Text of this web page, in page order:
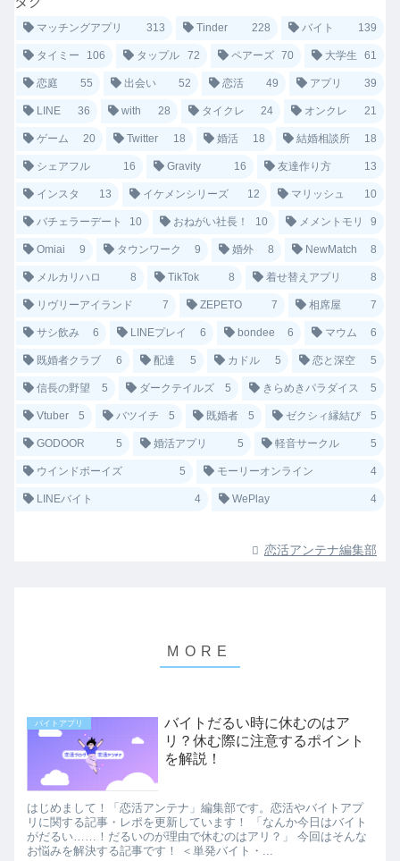
マッチングアプリ 313 Tinder 228 バイト 139
タイミー 106 タップル 72 ペアーズ 70 大学生 61
恋庭 55 出会い 52 恋活 49 アプリ 39
LINE 36 with 28 タイクレ 24 オンクレ 21
ゲーム 20 Twitter 18 婚活 18 結婚相談所 18
シェアフル 16 Gravity 16 友達作り方 13
インスタ 13 イケメンシリーズ 12 マリッシュ 10
バチェラーデート 10 おねがい社長！ 10 メメントモリ 9
Omiai 9 タウンワーク 9 婚外 8 NewMatch 8
メルカリハロ 8 TikTok 8 着せ替えアプリ 8
リヴリーアイランド 7 ZEPETO 7 相席屋 7
サシ飲み 6 LINEプレイ 6 bondee 6 マウム 6
既婚者クラブ 6 配達 5 カドル 5 恋と深空 5
信長の野望 5 ダークテイルズ 5 きらめきパラダイス 5
Vtuber 5 バツイチ 5 既婚者 5 ゼクシィ縁結び 5
GODOOR 5 婚活アプリ 5 軽音サークル 5
ウインドボーイズ 5 モーリーオンライン 4
LINEバイト 4 WePlay 4
恋活アンテナ編集部
バイトアプリ
バイトだるい時に休むのはア
リ？休む際に注意するポイント
を解説！
はじめまして！「恋活アンテナ」編集部です。恋活やバイトアプ
リに関する記事・レポを更新しています！ 「なんか今日はバイト
がだるい……！だるいのが理由で休むのはアリ？」 今回はそんな
お悩みを解決する記事です！ ＜単発バイト・...